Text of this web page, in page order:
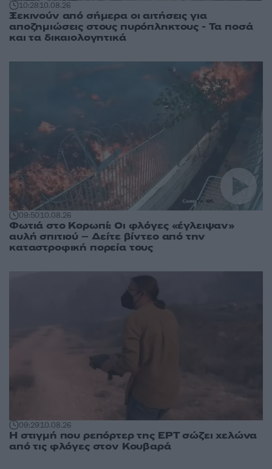
10:2810.08.26
Ξεκινούν από σήμερα οι αιτήσεις για
αποζημιώσεις στους πυρόπληκτους - Τα ποσά
και τα δικαιολογητικά
09:5010.08.26
Φωτιά στο Κορωπί: Οι φλόγες «έγλειψαν»
αυλή σπιτιού – Δείτε βίντεο από την
καταστροφική πορεία τους
09:2910.08.26
Η στιγμή που ρεπόρτερ της ΕΡΤ σώζει χελώνα
από τις φλόγες στον Κουβαρά